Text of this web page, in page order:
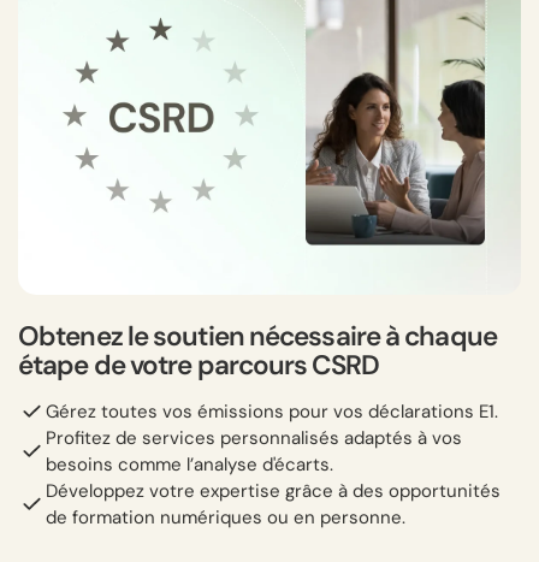
Obtenez le soutien nécessaire à chaque
étape de votre parcours CSRD
Gérez toutes vos émissions pour vos déclarations E1.
Profitez de services personnalisés adaptés à vos
besoins comme l’analyse d'écarts.
Développez votre expertise grâce à des opportunités
de formation numériques ou en personne.